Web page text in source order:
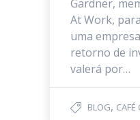
Gardner,
At Work,
uma
retorno de
valerá por…
BLOG, CAFÉ